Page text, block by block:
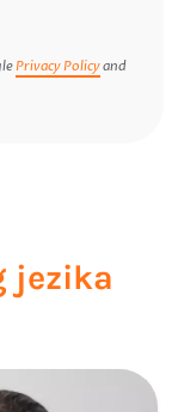
Privacy Policyand
jezika